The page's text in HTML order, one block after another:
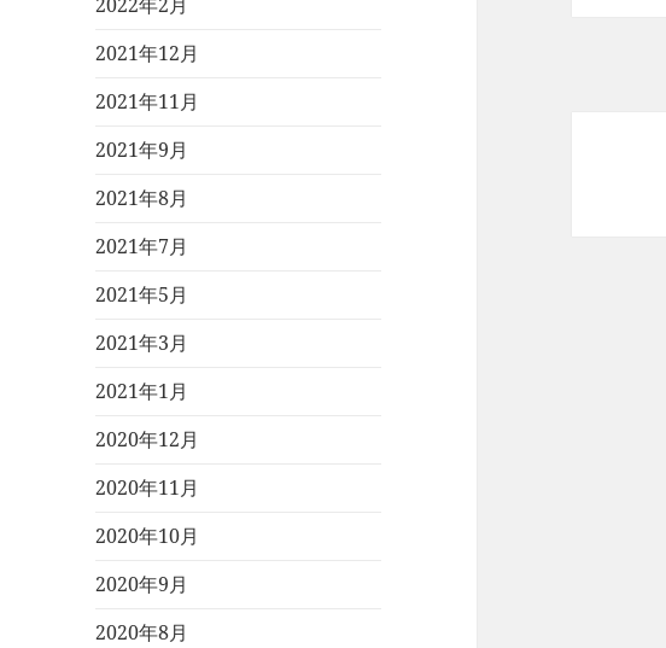
2021年12月
2021年11月
2021年9月
2021年8月
2021年7月
2021年5月
2021年3月
2021年1月
2020年12月
2020年11月
2020年10月
2020年9月
2020年8月